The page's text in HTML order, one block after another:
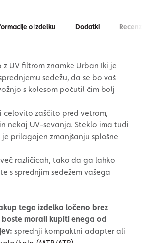
o izdelku Dodatki
z UV filtrom znamke Urban Iki je
sedežu, da se bo vaš
s kolesom počutil čim bolj
celovito zaščito pred vetrom,
nekaj UV-sevanja. Steklo ima tudi
prilagojen zmanjšanju splošne
različicah, tako da ga lahko
s sprednjim sedežem vašega
tega izdelka ločeno brez
boste morali kupiti enega od
sprednji kompaktni adapter ali